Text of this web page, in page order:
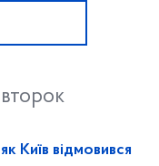
Київ відмовився